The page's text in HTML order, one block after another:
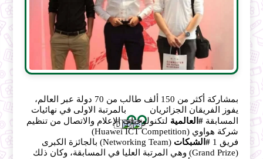
يفوز الفريقان الجزائريان
المسابقة #العالمية
شركة هواوي (Huawei ICT Competition)
فريق 1
#الشبكات